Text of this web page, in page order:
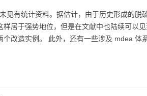
见有统计资料。据估计，由于历史形成的
样居于强势地位，但是在文献中也陆续可以
改造实例。 此外，还有一些涉及 mdea 体